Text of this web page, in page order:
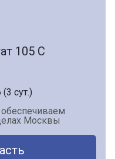
105 C
сут.)
Москвы